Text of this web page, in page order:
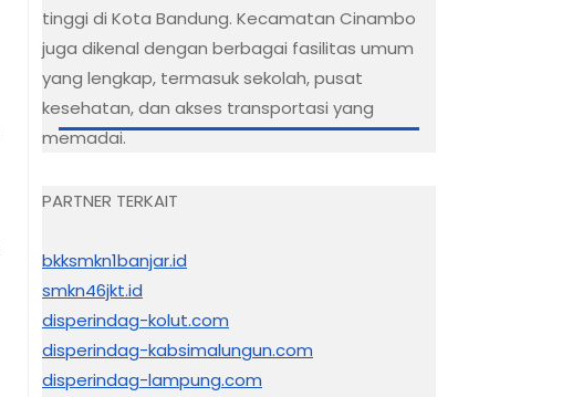
tinggi di Kota Bandung. Kecamatan Cinambo
juga dikenal dengan berbagai fasilitas umum
yang lengkap, termasuk sekolah, pusat
kesehatan, dan akses transportasi yang
memadai.
PARTNER TERKAIT
bkksmkn1banjar.id
smkn46jkt.id
disperindag-kolut.com
disperindag-kabsimalungun.com
disperindag-lampung.com